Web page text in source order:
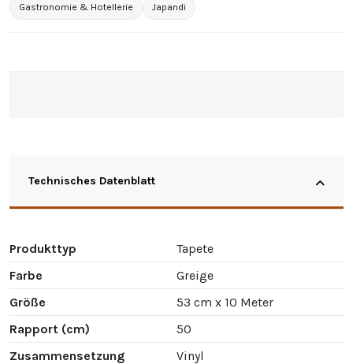
Gastronomie & Hotellerie Japandi
Technisches Datenblatt
Produkttyp
Tapete
Farbe
Greige
Größe
53 cm x 10 Meter
Rapport (cm)
50
Zusammensetzung
Vinyl